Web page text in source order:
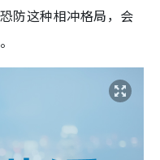
防这种相冲格局，会